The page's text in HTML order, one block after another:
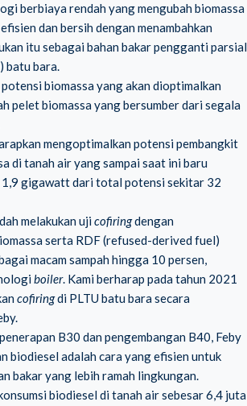
berbiaya rendah yang mengubah biomassa
dan bersih dengan menambahkan
itu sebagai bahan bakar pengganti parsial
batu bara.
potensi biomassa yang akan dioptimalkan
pelet biomassa yang bersumber dari segala
mengoptimalkan potensi pembangkit
di tanah air yang sampai saat ini baru
1,9 gigawatt dari total potensi sekitar 32
melakukan ujicofiringdengan
serta RDF (refused-derived fuel)
macam sampah hingga 10 persen,
boiler. Kami berharap pada tahun 2021
cofiringdi PLTU batu bara secara
B30 danpengembangan B40, Feby
biodiesel adalah cara yang efisien untuk
bakar yang lebih ramah lingkungan.
biodiesel di tanah air sebesar 6,4 juta